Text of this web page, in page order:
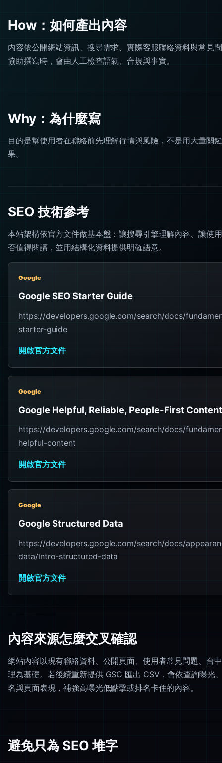
How：如何產出內容
內容依公開網站資訊、搜尋需求、實際客服聯絡資料與常見
協助撰寫時，會由人工檢查語氣、合規與事實。
Why：為什麼寫
目的是幫使用者在聯絡前先理解行情與風險，不是用大量關
果。
SEO 技術參考
本站架構依官方文件做基本盤：讓搜尋引擎理解內容、讓使
否值得閱讀，並用結構化資料提供明確語意。
Google
Google SEO Starter Guide
https://developers.google.com/search/docs/
starter-guide
開啟官方文件
Google
Google Helpful, Reliable, People-First Content
https://developers.google.com/search/docs/
helpful-content
開啟官方文件
Google
Google Structured Data
https://developers.google.com/search/docs/
data/intro-structured-data
開啟官方文件
內容來源怎麼交叉確認
網站內容以現有聯絡資料、公開頁面、使用者常見問題、台
理為基礎。若後續重新提供 GSC 匯出 CSV，會依查詢曝光
名與頁面表現，補強高曝光低點擊或排名卡住的內容。
避免只為 SEO 堆字